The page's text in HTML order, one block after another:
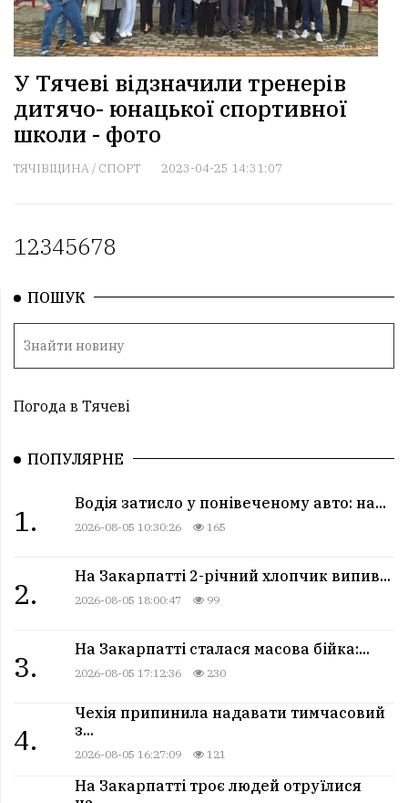
У Тячеві відзначили тренерів
дитячо- юнацької спортивної
школи - фото
ТЯЧІВЩИНА/ СПОРТ 2023-04-25 14:31:07
12345678
ПОШУК
Погода в Тячеві
ПОПУЛЯРНЕ
1.
Водія затисло у понівеченому авто: на...
2026-08-05 10:30:26 165
2.
На Закарпатті 2-річний хлопчик випив...
2026-08-05 18:00:47 99
3.
На Закарпатті сталася масова бійка:...
2026-08-05 17:12:36 230
4.
Чехія припинила надавати тимчасовий
з...
2026-08-05 16:27:09 121
На Закарпатті троє людей отруїлися